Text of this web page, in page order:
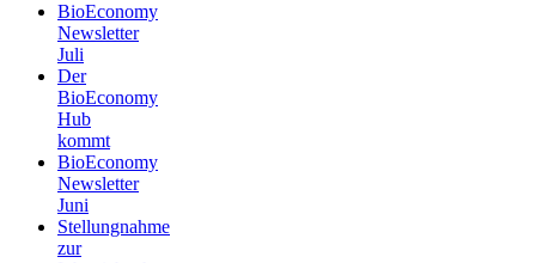
BioEconomy
Newsletter
Juli
Der
BioEconomy
Hub
kommt
BioEconomy
Newsletter
Juni
Stellungnahme
zur